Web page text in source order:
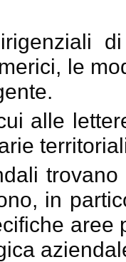
le
alle
in
aree